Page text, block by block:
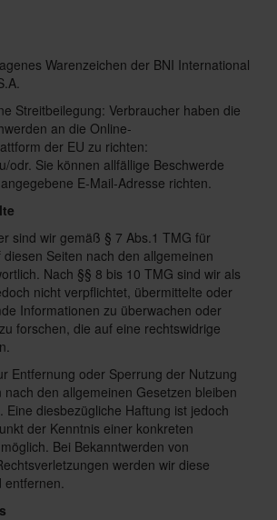
Warenzeichen der BNI International
Streitbeilegung: Verbraucher haben die
an die Online-
der EU zu richten:
odr. Sie können allfällige Beschwerde
E-Mail-Adresse richten.
sind wir gemäß § 7 Abs.1 TMG für
Seiten nach den allgemeinen
Nach §§ 8 bis 10 TMG sind wir als
nicht verpflichtet, übermittelte oder
Informationen zu überwachen oder
forschen, die auf eine rechtswidrige
Entfernung oder Sperrung der Nutzung
den allgemeinen Gesetzen bleiben
Eine diesbezügliche Haftung ist jedoch
der Kenntnis einer konkreten
Bei Bekanntwerden von
werden wir diese
entfernen.